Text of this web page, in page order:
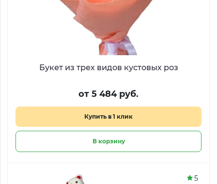
Букет из трех видов кустовых роз
от 5 484 руб.
Купить в 1 клик
В корзину
5